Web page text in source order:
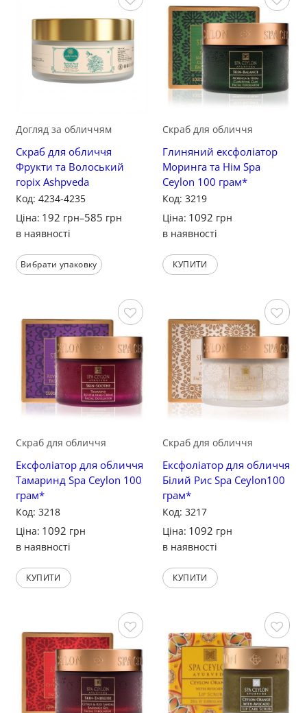
Зберегти
Догляд за обличчям
Скраб для обличчя
Фрукти та Волоський
горіх Ashpveda
Код: 4234-4235
Ціна: 192 грн–585 грн
в наявності
Вибрати упаковку
Зберегти
Скраб для обличчя
Глиняний ексфоліатор
Моринга та Нім Spa
Ceylon 100 грам*
Код: 3219
Ціна: 1092 грн
в наявності
КУПИТИ
Зберегти
Скраб для обличчя
Ексфоліатор для обличчя
Тамаринд Spa Ceylon 100
грам*
Код: 3218
Ціна: 1092 грн
в наявності
КУПИТИ
Зберегти
Скраб для обличчя
Ексфоліатор для обличчя
Білий Рис Spa Ceylon100
грам*
Код: 3217
Ціна: 1092 грн
в наявності
КУПИТИ
Зберегти Зберегти